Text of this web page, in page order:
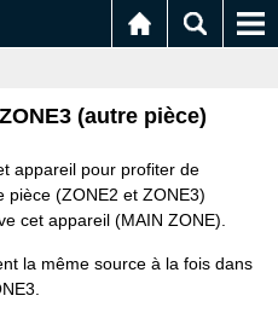
(autre pièce)
appareil pour profiter de
pièce (ZONE2 et ZONE3)
cet appareil (MAIN ZONE).
la même source à la fois dans